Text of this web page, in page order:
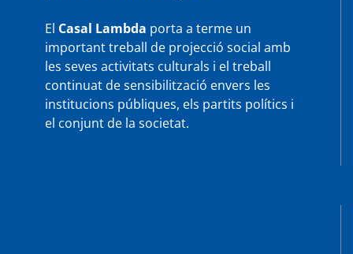
El Casal Lambda porta a terme un
important treball de projecció social amb
les seves activitats culturals i el treball
continuat de sensibilització envers les
institucions públiques, els partits polítics i
el conjunt de la societat.